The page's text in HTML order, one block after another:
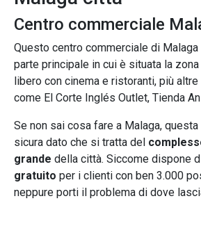
Centro commerciale
Questo centro commerciale di
parte principale in cui è situata la
libero con cinema e ristoranti, più
come El Corte Inglés Outlet, Tienda
Se non sai cosa fare a Malaga,
sicura dato che si tratta del
grande della città. Siccome dispone
gratuito per i clienti con ben 3.000
neppure porti il problema di dove